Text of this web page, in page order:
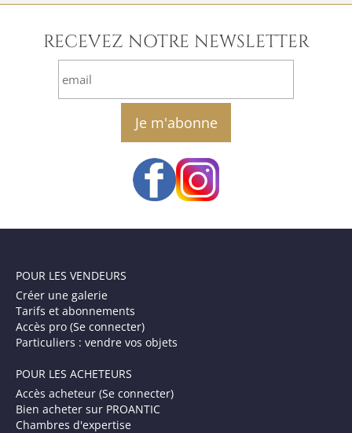
RECEVEZ NOTRE NEWSLETTER
email
POUR LES VENDEURS
Créer une galerie
Tarifs et abonnements
Accès pro (Se connecter)
Particuliers : vendre vos objets
POUR LES ACHETEURS
Accès acheteur (Se connecter)
Bien acheter sur PROANTIC
Chambres d'expertise